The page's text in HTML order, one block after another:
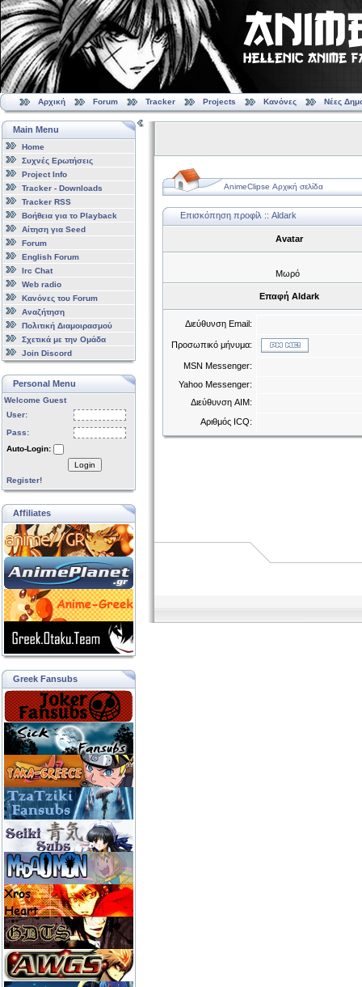
Αρχική Forum Tracker Projects Κανόνες Νέες
Main Menu
Home
Συχνές Ερωτήσεις
Project Info
Tracker - Downloads
Tracker RSS
Βοήθεια για το Playback
Αίτηση για Seed
Forum
English Forum
Irc Chat
Web radio
Κανόνες του Forum
Αναζήτηση
Πολιτική Διαμοιρασμού
Σχετικά με την Ομάδα
Join Discord
Personal Menu
Welcome Guest
User:
Pass:
Auto-Login:
Login
Register!
Affiliates
Greek Fansubs
AnimeClipse Αρχική σελίδα
Επισκόπηση προφίλ :: Aldark
Avatar
Μωρό
Επαφή Aldark
Διεύθυνση Email:
Προσωπικό μήνυμα:
MSN Messenger:
Yahoo Messenger:
Διεύθυνση AIM:
Αριθμός ICQ: